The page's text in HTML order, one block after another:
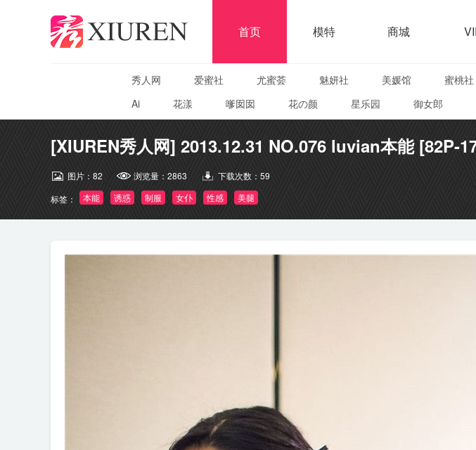
首页 模特 商城
秀人网 爱蜜社 尤蜜荟 魅妍社 美媛馆 蜜桃社
Ai
花漾 嗲囡囡 花の颜 星乐园 御女郎
[XIUREN秀人网] 2013.12.31 NO.076 luvian本能 [82P-
图片： 82 浏览量： 2863 下载次数： 59
标签：
本能 诱惑 制服 女仆 性感 美腿